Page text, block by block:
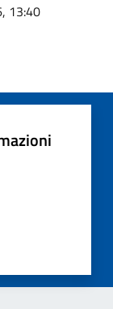
13:40